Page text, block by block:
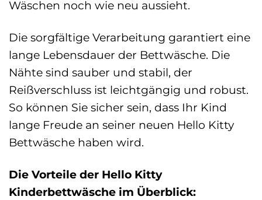
Wäschen noch wie neu aussieht.
Die sorgfältige Verarbeitung garantiert eine
lange Lebensdauer der Bettwäsche. Die
Nähte sind sauber und stabil, der
Reißverschluss ist leichtgängig und robust.
So können Sie sicher sein, dass Ihr Kind
lange Freude an seiner neuen Hello Kitty
Bettwäsche haben wird.
Die Vorteile der Hello Kitty
Kinderbettwäsche im Überblick: